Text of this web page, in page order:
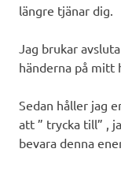
längre tjänar dig.
Jag brukar
händerna på mitt
Sedan håller jag
att ” trycka till” ,
bevara denna